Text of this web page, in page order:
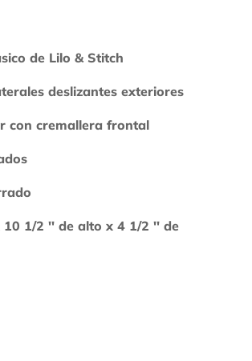
de Lilo & Stitch
deslizantes exteriores
con cremallera frontal
10 1/2 '' de alto x 4 1/2 '' de